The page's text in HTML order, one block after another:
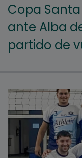
Copa
ante Alba
partido de